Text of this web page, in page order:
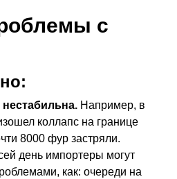
с
нестабильна. Например, в
коллапс на границе
8000 фур застряли.
день импортеры могут
как: очереди на